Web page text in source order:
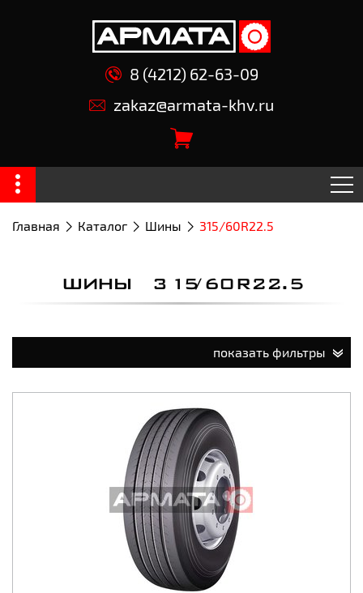
8 (4212) 62-63-09
zakaz@armata-khv.ru
Главная Каталог Шины 315/60R22.5
ШИНЫ 315/60R22.5
показать фильтры